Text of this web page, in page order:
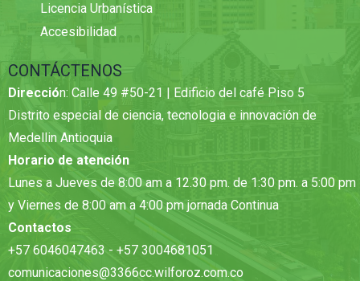
Licencia Urbanística
Accesibilidad
CONTÁCTENOS
Dirección: Calle 49 #50-21 | Edificio del café Piso 5
Distrito especial de ciencia, tecnologia e innovación de
Medellin Antioquia
Horario de atención
Lunes a Jueves de 8:00 am a 12.30 pm. de 1:30 pm. a 5:00 pm
y Viernes de 8:00 am a 4:00 pm jornada Continua
Contactos
+57 6046047463 - +57 3004681051
comunicaciones@3366cc.wilforoz.com.co